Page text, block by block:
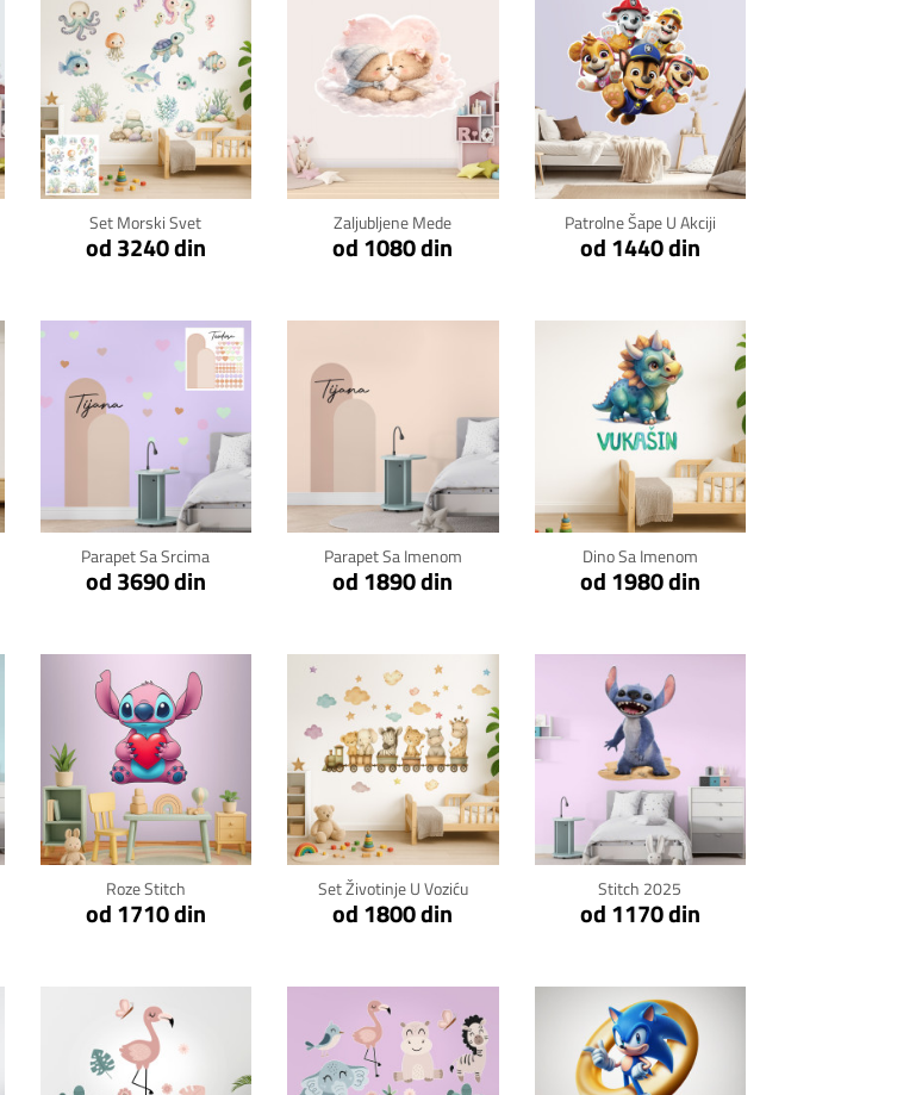
Set Morski Svet
od 3240 din
Klikni za detalje
Zaljubljene Mede
od 1080 din
Patrolne Šape U Akciji
od 1440 din
Klikni za detalje
Parapet Sa Srcima
od 3690 din
Klikni za detalje
Parapet Sa Imenom
od 1890 din
Klikni za detalje
Dino Sa Imenom
od 1980 din
Klikni za detalje
Roze Stitch
od 1710 din
Klikni za detalje
Set Životinje U Voziću
od 1800 din
Klikni za detalje
Stitch 2025
od 1170 din
Klikni za detalje